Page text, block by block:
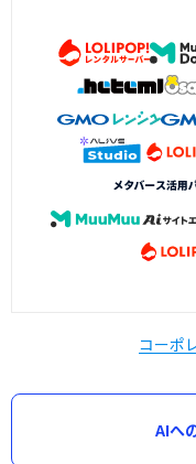
コーポ
AIへ